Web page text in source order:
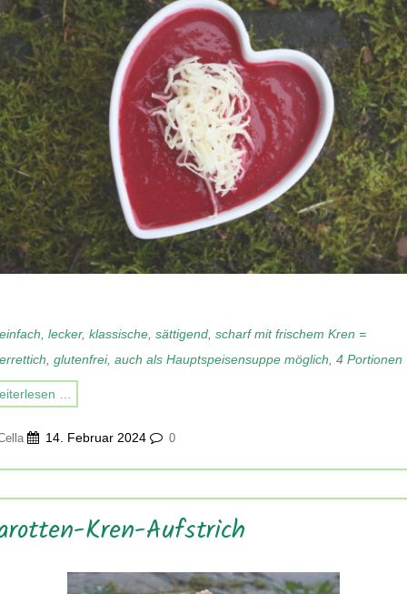
lecker, klassische, sättigend, scharf mit frischem Kren =
glutenfrei, auch als Hauptspeisensuppe möglich, 4 Portionen
…
14. Februar 2024 0
Kren-Aufstrich